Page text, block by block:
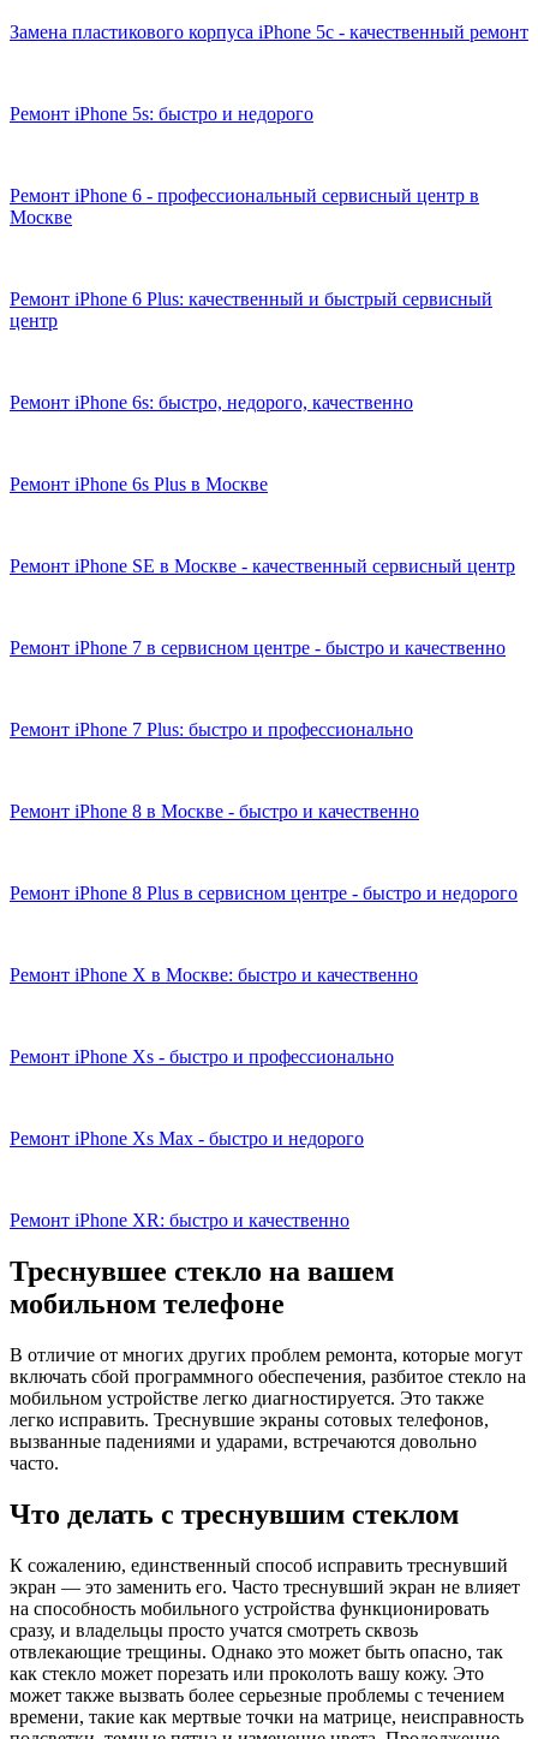
Замена пластикового корпуса iPhone 5c - качественный ремонт
Ремонт iPhone 5s: быстро и недорого
Ремонт iPhone 6 - профессиональный сервисный центр в
Москве
Ремонт iPhone 6 Plus: качественный и быстрый сервисный
центр
Ремонт iPhone 6s: быстро, недорого, качественно
Ремонт iPhone 6s Plus в Москве
Ремонт iPhone SE в Москве - качественный сервисный центр
Ремонт iPhone 7 в сервисном центре - быстро и качественно
Ремонт iPhone 7 Plus: быстро и профессионально
Ремонт iPhone 8 в Москве - быстро и качественно
Ремонт iPhone 8 Plus в сервисном центре - быстро и недорого
Ремонт iPhone X в Москве: быстро и качественно
Ремонт iPhone Xs - быстро и профессионально
Ремонт iPhone Xs Max - быстро и недорого
Ремонт iPhone XR: быстро и качественно
Треснувшее стекло на вашем
мобильном телефоне
В отличие от многих других проблем ремонта, которые могут
включать сбой программного обеспечения, разбитое стекло на
мобильном устройстве легко диагностируется. Это также
легко исправить. Треснувшие экраны сотовых телефонов,
вызванные падениями и ударами, встречаются довольно
часто.
Что делать с треснувшим стеклом
К сожалению, единственный способ исправить треснувший
экран — это заменить его. Часто треснувший экран не влияет
на способность мобильного устройства функционировать
сразу, и владельцы просто учатся смотреть сквозь
отвлекающие трещины. Однако это может быть опасно, так
как стекло может порезать или проколоть вашу кожу. Это
может также вызвать более серьезные проблемы с течением
времени, такие как мертвые точки на матрице, неисправность